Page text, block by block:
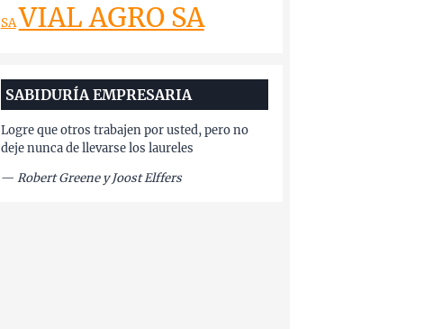
SAVIAL AGRO SA
SABIDURÍA EMPRESARIA
Logre que otros trabajen por usted, pero no
deje nunca de llevarse los laureles
— Robert Greene y Joost Elffers